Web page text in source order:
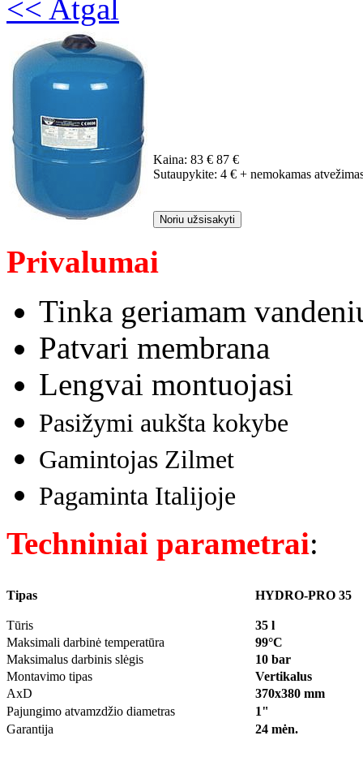
<< Atgal
Kaina: 83 € 87 €
Sutaupykite: 4 € + nemokamas
Noriu užsisakyti
Privalumai
Tinka geriamam
Patvari membrana
Lengvai montuojasi
Pasižymi aukšta kokybe
Gamintojas Zilmet
Pagaminta Italijoje
Techniniai parametrai:
Tipas HYDRO-PRO 35
Tūris
35 l
Maksimali darbinė temperatūra
99°C
Maksimalus darbinis slėgis
10 bar
Montavimo tipas
Vertikalus
AxD
370x380 mm
Pajungimo atvamzdžio diametras
1"
Garantija
24 mėn.